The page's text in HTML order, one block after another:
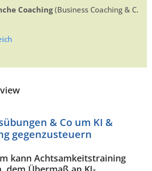
Coaching(Business Coaching & C.
& Co um KI &
gegenzusteuern
kann Achtsamkeitstraining